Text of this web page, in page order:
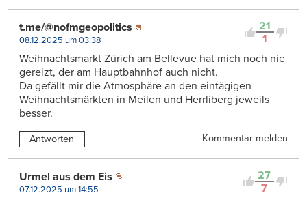
21
1
t.me/@nofmgeopolitics
08.12.2025 um 03:38
Weihnachtsmarkt Zürich am Bellevue hat mich noch nie
gereizt, der am Hauptbahnhof auch nicht.
Da gefällt mir die Atmosphäre an den eintägigen
Weihnachtsmärkten in Meilen und Herrliberg jeweils
besser.
Antworten Kommentar melden
27
7
Urmel aus dem Eis
07.12.2025 um 14:55